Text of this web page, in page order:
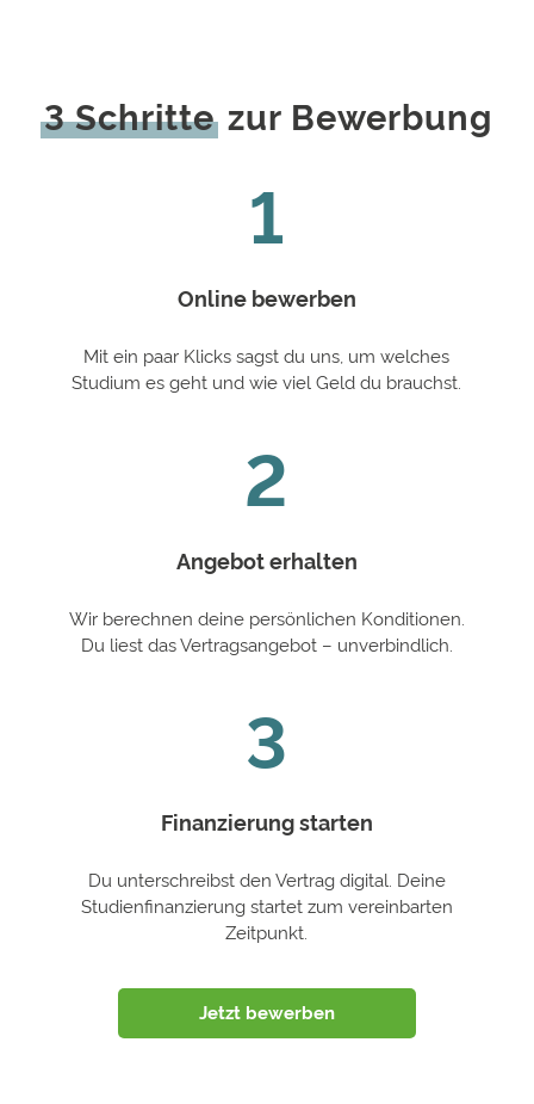
3 Schritte zur Bewerbung
1
Online bewerben
Mit ein paar Klicks sagst du uns, um welches
Studium es geht und wie viel Geld du brauchst.
2
Angebot erhalten
Wir berechnen deine persönlichen Konditionen.
Du liest das Vertragsangebot – unverbindlich.
3
Finanzierung starten
Du unterschreibst den Vertrag digital. Deine
Studienfinanzierung startet zum vereinbarten
Zeitpunkt.
Jetzt bewerben